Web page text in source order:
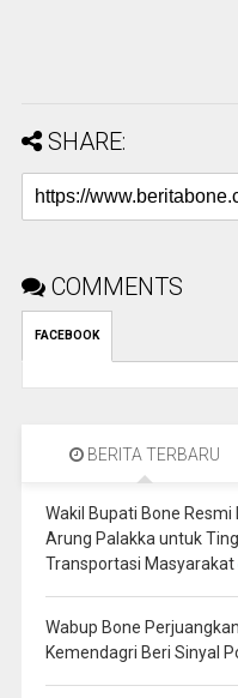
SHARE:
COMMENTS
FACEBOOK
BERITA TERBARU
Wakil Bupati Bone
Arung Palakka untuk
Transportasi Masyarakat
Wabup Bone
Kemendagri Beri Sinyal